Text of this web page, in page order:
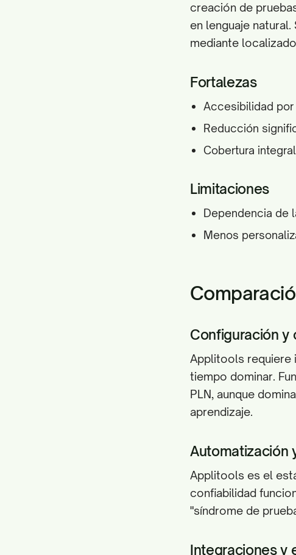
creación de
en lenguaje
mediante
Fortalezas
Accesibilidad por
Reducción
Cobertura
Limitaciones
Dependencia de
Menos
Configuración y
Applitools requiere
tiempo dominar.
PLN, aunque
aprendizaje.
Automatización
Applitools es el
confiabilidad
"síndrome de
Integraciones y